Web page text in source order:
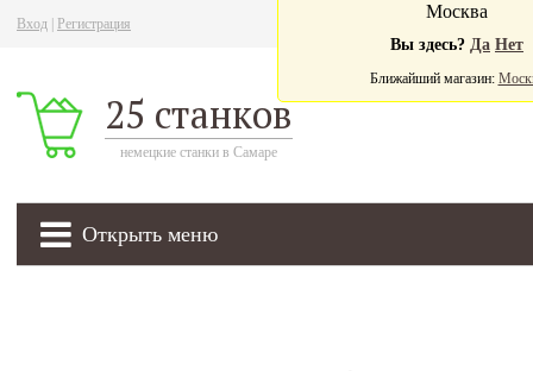
Вход Регистрация
25 станков
немецкие станки в Самаре
Открыть меню
Москва
Вы здесь? Да Нет
Ближайший магазин: